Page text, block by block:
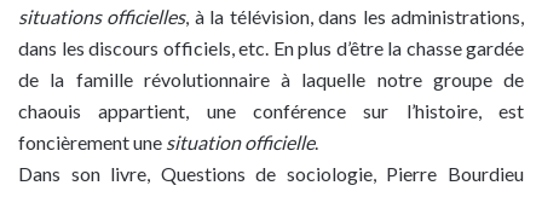
situations officielles, à la télévision, dans les administrations,
dans les discours officiels, etc. En plus d’être la chasse gardée
de la famille révolutionnaire à laquelle notre groupe de
chaouis appartient, une conférence sur l’histoire, est
foncièrement une situation officielle.
Dans son livre, Questions de sociologie, Pierre Bourdieu